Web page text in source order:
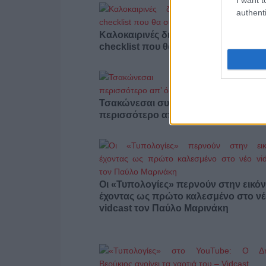
Καλοκαιρινές διακοπές με κατοικίδιο:
checklist που θα σου λύσει τα χέρια
Τσακώνεσαι συνέχεια; Ίσως φταις
περισσότερο απ’ όσο νομίζεις
Οι «Τυπολογίες» περνούν στην
έχοντας ως πρώτο καλεσμένο στο
vidcast τον Παύλο Μαρινάκη